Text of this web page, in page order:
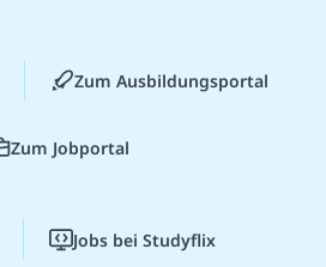
Zum Ausbildungsportal
Zum Jobportal
Jobs bei Studyflix